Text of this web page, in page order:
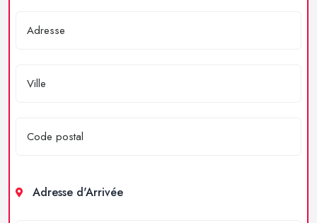
Adresse d'Arrivée